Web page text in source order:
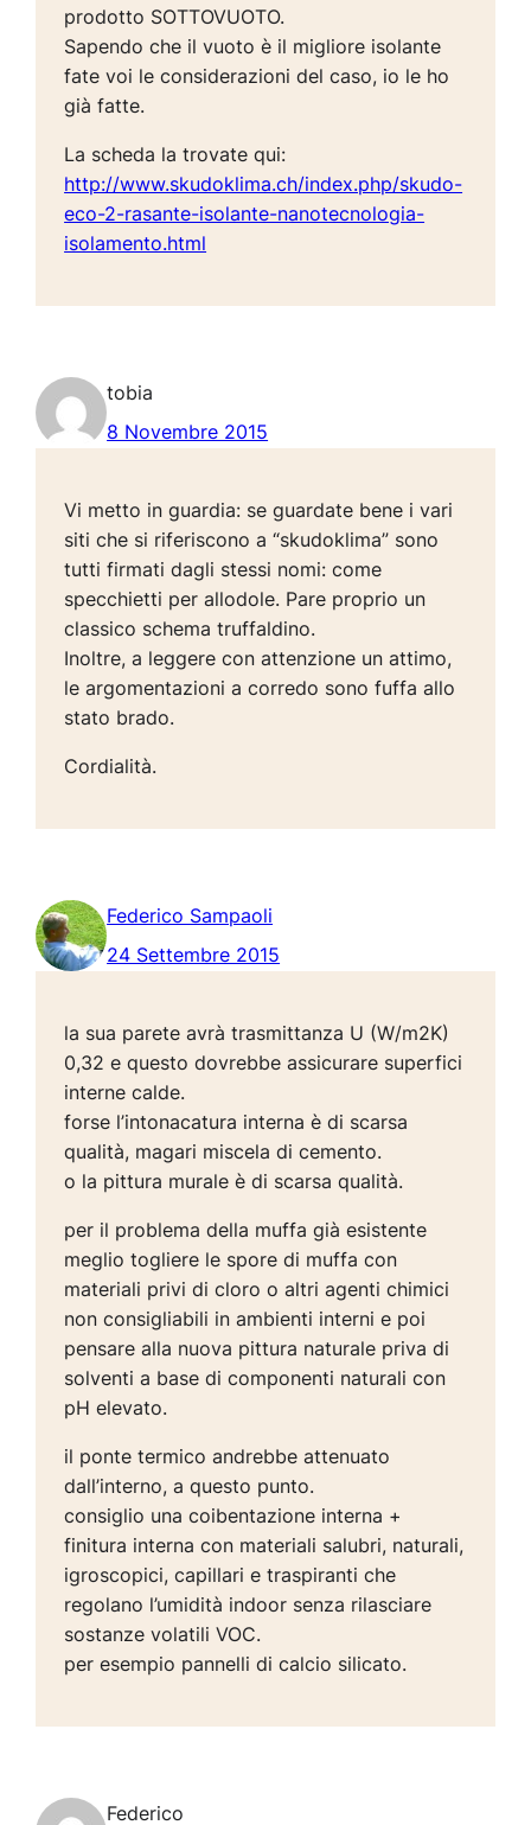
prodotto SOTTOVUOTO.
Sapendo che il vuoto è il migliore isolante
fate voi le considerazioni del caso, io le ho
già fatte.
La scheda la trovate qui:
http://www.skudoklima.ch/index.php/skudo-
eco-2-rasante-isolante-nanotecnologia-
isolamento.html
tobia
8 Novembre 2015
Vi metto in guardia: se guardate bene i vari
siti che si riferiscono a “skudoklima” sono
tutti firmati dagli stessi nomi: come
specchietti per allodole. Pare proprio un
classico schema truffaldino.
Inoltre, a leggere con attenzione un attimo,
le argomentazioni a corredo sono fuffa allo
stato brado.
Cordialità.
Federico Sampaoli
24 Settembre 2015
la sua parete avrà trasmittanza U (W/m2K)
0,32 e questo dovrebbe assicurare superfici
interne calde.
forse l’intonacatura interna è di scarsa
qualità, magari miscela di cemento.
o la pittura murale è di scarsa qualità.
per il problema della muffa già esistente
meglio togliere le spore di muffa con
materiali privi di cloro o altri agenti chimici
non consigliabili in ambienti interni e poi
pensare alla nuova pittura naturale priva di
solventi a base di componenti naturali con
pH elevato.
il ponte termico andrebbe attenuato
dall’interno, a questo punto.
consiglio una coibentazione interna +
finitura interna con materiali salubri, naturali,
igroscopici, capillari e traspiranti che
regolano l’umidità indoor senza rilasciare
sostanze volatili VOC.
per esempio pannelli di calcio silicato.
Federico